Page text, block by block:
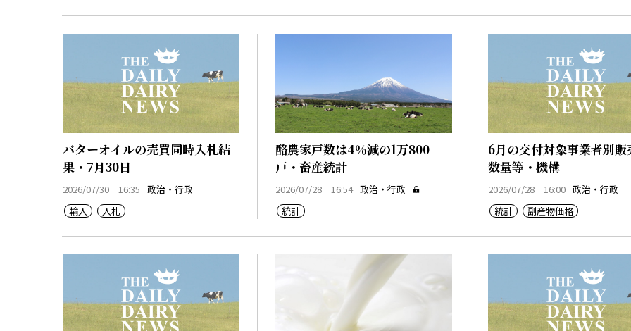
バターオイルの売買同時入札結
果・7月30日
2026/07/30 16:35 政治・行政
輸入
入札
酪農家戸数は4％減の1万800
戸・畜産統計
2026/07/28 16:54 政治・行政
統計
6月の交付対象事業者別販
数量等・機構
2026/07/28 16:00 政治・行政
統計
副産物価格